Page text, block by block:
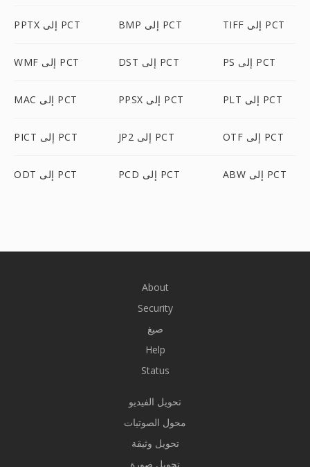
PPTX إلى PCT BMP إلى PCT TIFF إلى PCT
WMF إلى PCT DST إلى PCT PS إلى PCT
MAC إلى PCT PPSX إلى PCT PLT إلى PCT
PICT إلى PCT JP2 إلى PCT OTF إلى PCT
ODT إلى PCT PCD إلى PCT ABW إلى PCT
About
Security
صيغ
Help
Status
تحويل الفيديو
محول الصوتيات
تحويل وثيقة
تحويل صورة